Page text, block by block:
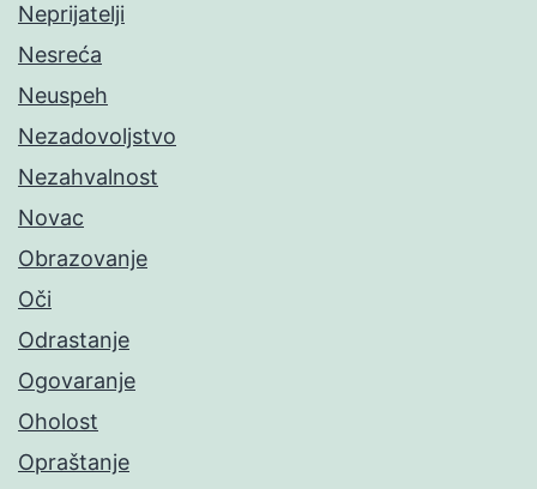
Neprijatelji
Nesreća
Neuspeh
Nezadovoljstvo
Nezahvalnost
Novac
Obrazovanje
Oči
Odrastanje
Ogovaranje
Oholost
Opraštanje